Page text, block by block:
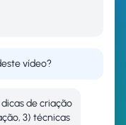
vídeo?
de criação
3) técnicas